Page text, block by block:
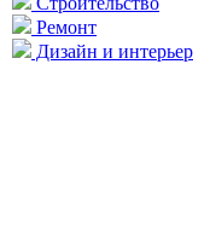
Ремонт
Дизайн и интерьер